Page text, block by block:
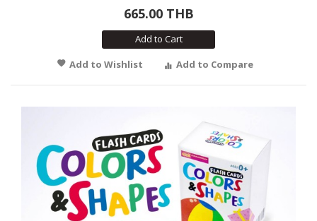
665.00 THB
Add to Cart
Add to Wishlist
Add to Compare